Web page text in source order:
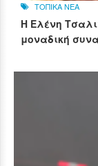
ΤΟΠΙΚΑ ΝΕΑ
Η Ελένη
μοναδική